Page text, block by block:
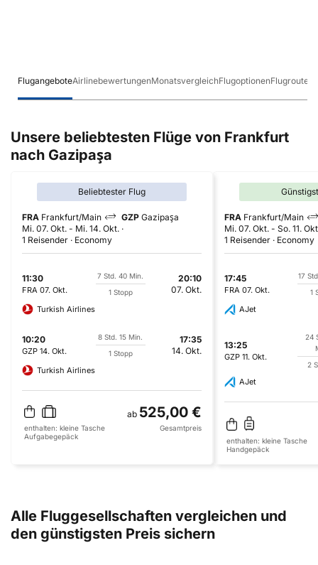
FlugangeboteAirlinebewertungenMonatsvergleichFlugoptionenFlugrouten
Unsere beliebtesten Flüge von Frankfurt
nach Gazipaşa
Beliebtester Flug
FRA Frankfurt/Main GZP Gazipaşa
Mi. 07. Okt. - Mi. 14. Okt.
1 Reisender
Economy
11:30
FRA 07. Okt.
7 Std. 40 Min.
1 Stopp
20:10
07. Okt.
Turkish Airlines
10:20
GZP 14. Okt.
8 Std. 15 Min.
1 Stopp
17:35
14. Okt.
Turkish Airlines
ab 525,00 €
enthalten: kleine Tasche
Aufgabegepäck
Gesamtpreis
FRA Frankfurt/Main
Mi. 07. Okt. - So. 11.
1 Reisender
Economy
17:45
FRA 07. Okt.
17
1
AJet
13:25
GZP 11. Okt.
24
2
AJet
enthalten: kleine Tasche
Handgepäck
Alle Fluggesellschaften vergleichen und
den günstigsten Preis sichern